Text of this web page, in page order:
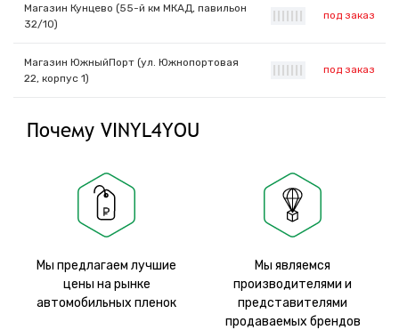
Магазин Кунцево (55-й км МКАД, павильон
32/10)
под заказ
Магазин ЮжныйПорт (ул. Южнопортовая
22, корпус 1)
под заказ
Почему VINYL4YOU
Мы предлагаем лучшие
цены на рынке
автомобильных пленок
Мы являемся
производителями и
представителями
продаваемых брендов